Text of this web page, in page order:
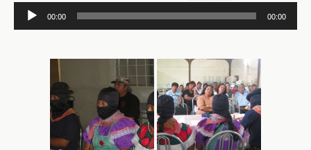
Reproductor
de
00:00 00:00